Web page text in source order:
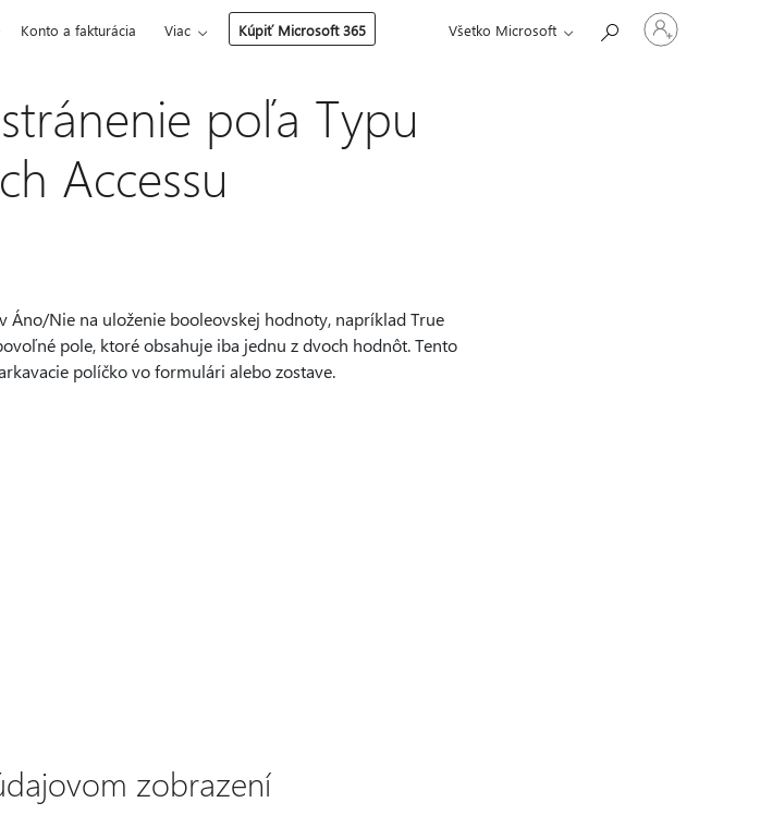
Konto a fakturácia Viac Kúpiť Microsoft 365 Všetko Microsoft
Prihláste
sa
poľa Typu
Accessu
Nie na uloženie booleovskej hodnoty, napríklad True
pole, ktoré obsahuje iba jednu z dvoch hodnôt. Tento
políčko vo formulári alebo zostave.
zobrazení